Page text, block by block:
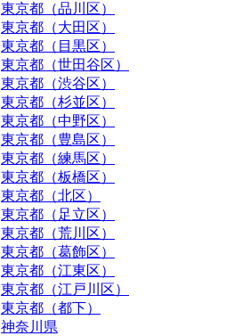
東京都（品川区）
東京都（大田区）
東京都（目黒区）
東京都（世田谷区）
東京都（渋谷区）
東京都（杉並区）
東京都（中野区）
東京都（豊島区）
東京都（練馬区）
東京都（板橋区）
東京都（北区）
東京都（足立区）
東京都（荒川区）
東京都（葛飾区）
東京都（江東区）
東京都（江戸川区）
東京都（都下）
神奈川県